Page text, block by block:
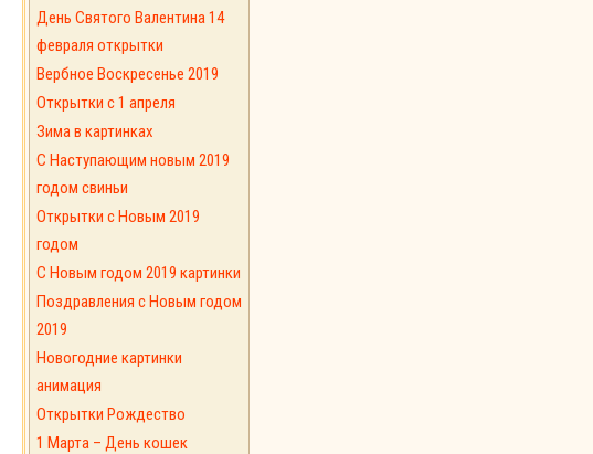
День Святого Валентина 14
февраля открытки
Вербное Воскресенье 2019
Открытки с 1 апреля
Зима в картинках
С Наступающим новым 2019
годом свиньи
Открытки с Новым 2019
годом
C Новым годом 2019 картинки
Поздравления с Новым годом
2019
Новогодние картинки
анимация
Открытки Рождество
1 Марта – День кошек